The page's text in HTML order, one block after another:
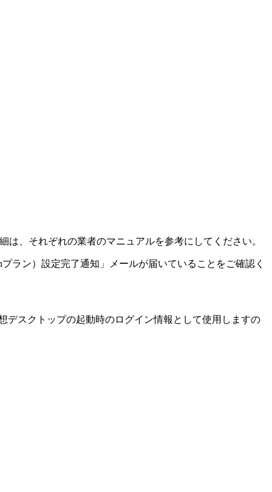
、それぞれの業者のマニュアルを参考にしてください。
ラン）設定完了通知」メールが届いていることをご確認く
デスクトップの起動時のログイン情報として使用しますの